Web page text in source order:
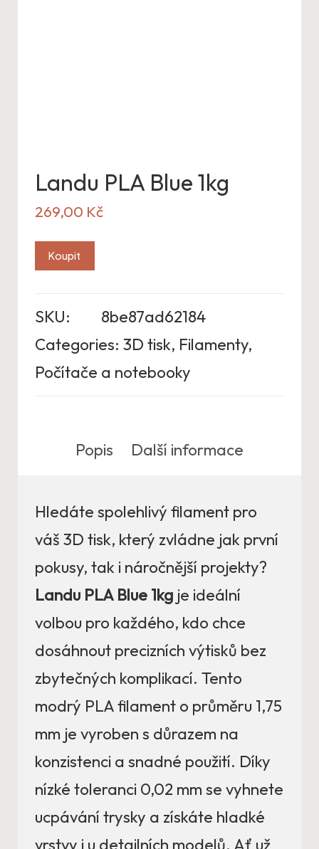
Landu PLA Blue 1kg
269,00 Kč
Koupit
SKU:
8be87ad62184
Categories: 3D tisk, Filamenty,
Počítače a notebooky
Popis Další informace
Hledáte spolehlivý filament pro
váš 3D tisk, který zvládne jak první
pokusy, tak i náročnější projekty?
Landu PLA Blue 1kg je ideální
volbou pro každého, kdo chce
dosáhnout precizních výtisků bez
zbytečných komplikací. Tento
modrý PLA filament o průměru 1,75
mm je vyroben s důrazem na
konzistenci a snadné použití. Díky
nízké toleranci 0,02 mm se vyhnete
ucpávání trysky a získáte hladké
vrstvy i u detailních modelů. Ať už